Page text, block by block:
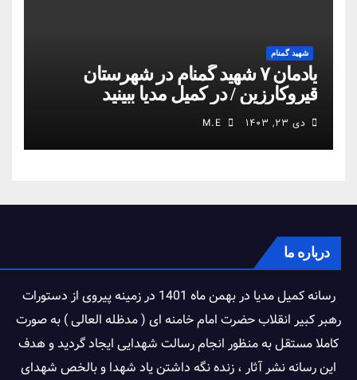
شهید گمنام
یادمان ۷ شهید گمنام در شهرستان
قیروکارزین / در کمیل مدیا ببینید
دی ۲۳, ۱۴۰۳
درباره ما
رسانه کمیل مدیا در بهمن ماه 1401 در زمینه پیروی از دستورات
رهبر کبیر انقلاب حضرت امام خامنه ای ( مدظله العالی ) به صورت
کاملا مستقل به منظور انجام رسالت شهدایی ایجاد گردید و هدف
این رسانه نشر آثار ، زنده نگه داشتن یاد شهدا و بالخص شهدای